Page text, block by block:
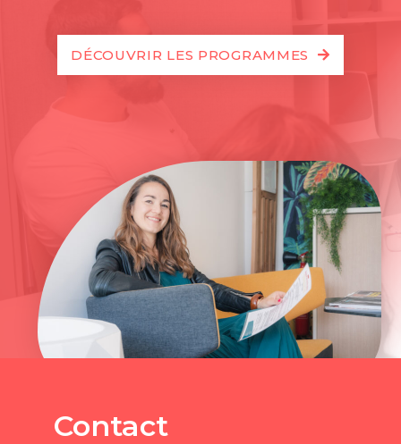
DÉCOUVRIR LES PROGRAMMES
Contact